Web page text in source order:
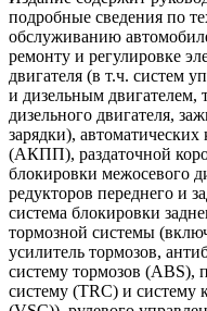
подробные сведения по
обслуживанию
ремонту и регулировке
двигателя (в т.ч. систем
и дизельным двигателем,
дизельного двигателя,
зарядки), автоматических
(АКПП), раздаточной
блокировки межосевого
редукторов переднего и
система блокировки
тормозной системы
усилитель тормозов,
систему тормозов (ABS),
систему (TRC) и систему